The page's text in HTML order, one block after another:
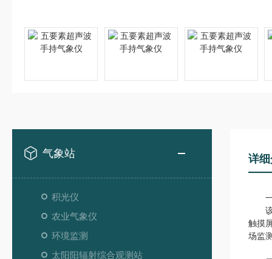
气象站
积光仪
农业气象仪
环境监测
太阳阳辐射综合观测站
详
一
该
触摸
场监